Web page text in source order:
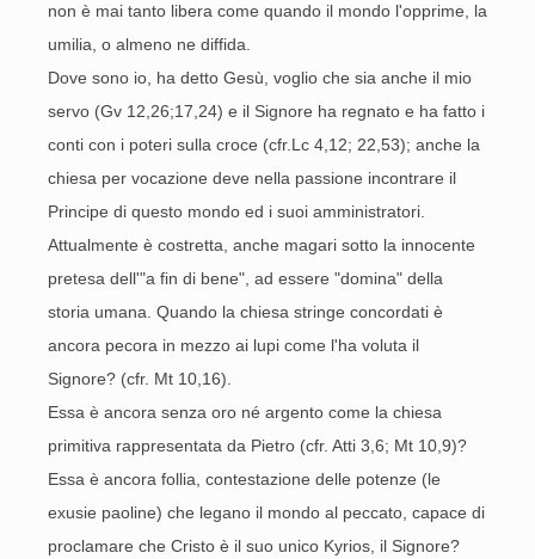
non è mai tanto libera come quando il mondo l'opprime, la
umilia, o almeno ne diffida.
Dove sono io, ha detto Gesù, voglio che sia anche il mio
servo (Gv 12,26;17,24) e il Signore ha regnato e ha fatto i
conti con i poteri sulla croce (cfr.Lc 4,12; 22,53); anche la
chiesa per vocazione deve nella passione incontrare il
Principe di questo mondo ed i suoi amministratori.
Attualmente è costretta, anche magari sotto la innocente
pretesa dell'"a fin di bene", ad essere "domina" della
storia umana. Quando la chiesa stringe concordati è
ancora pecora in mezzo ai lupi come l'ha voluta il
Signore? (cfr. Mt 10,16).
Essa è ancora senza oro né argento come la chiesa
primitiva rappresentata da Pietro (cfr. Atti 3,6; Mt 10,9)?
Essa è ancora follia, contestazione delle potenze (le
exusie paoline) che legano il mondo al peccato, capace di
proclamare che Cristo è il suo unico Kyrios, il Signore?